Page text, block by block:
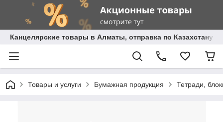
Канцелярские товары в Алматы, отправка по Казахстану.
Товары и услуги Бумажная продукция Тетради,